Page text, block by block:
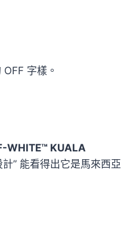
字樣。
WHITE™ KUALA
” 能看得出它是馬來西亞